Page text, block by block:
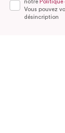
notre Politique
Vous pouvez
désincription